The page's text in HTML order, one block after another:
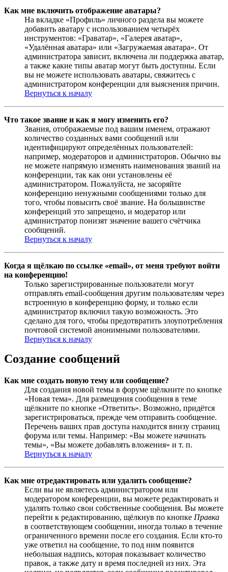
Как мне включить отображение аватары?
На вкладке «Профиль» личного раздела вы можете
добавить аватару с использованием четырёх
инструментов: «Граватар», «Галерея аватар»,
«Удалённая аватара» или «Загружаемая аватара». От
администратора зависит, включена ли поддержка аватар,
а также какие типы аватар могут быть доступны. Если
вы не можете использовать аватары, свяжитесь с
администратором конференции для выяснения причин.
Вернуться к началу
Что такое звание и как я могу изменить его?
Звания, отображаемые под вашим именем, отражают
количество созданных вами сообщений или
идентифицируют определённых пользователей:
например, модераторов и администраторов. Обычно вы
не можете напрямую изменять наименования званий на
конференции, так как они установлены её
администратором. Пожалуйста, не засоряйте
конференцию ненужными сообщениями только для
того, чтобы повысить своё звание. На большинстве
конференций это запрещено, и модератор или
администратор понизят значение вашего счётчика
сообщений.
Вернуться к началу
Когда я щёлкаю по ссылке «email», от меня требуют войти
на конференцию!
Только зарегистрированные пользователи могут
отправлять email-сообщения другим пользователям через
встроенную в конференцию форму, и только если
администратор включил такую возможность. Это
сделано для того, чтобы предотвратить злоупотребления
почтовой системой анонимными пользователями.
Вернуться к началу
Создание сообщений
Как мне создать новую тему или сообщение?
Для создания новой темы в форуме щёлкните по кнопке
«Новая тема». Для размещения сообщения в теме
щёлкните по кнопке «Ответить». Возможно, придётся
зарегистрироваться, прежде чем отправить сообщение.
Перечень ваших прав доступа находится внизу страниц
форума или темы. Например: «Вы можете начинать
темы», «Вы можете добавлять вложения» и т. п.
Вернуться к началу
Как мне отредактировать или удалить сообщение?
Если вы не являетесь администратором или
модератором конференции, вы можете редактировать и
удалять только свои собственные сообщения. Вы можете
перейти к редактированию, щёлкнув по кнопке Правка
в соответствующем сообщении, иногда только в течение
ограниченного времени после его создания. Если кто-то
уже ответил на сообщение, то под ним появится
небольшая надпись, которая показывает количество
правок, а также дату и время последней из них. Эта